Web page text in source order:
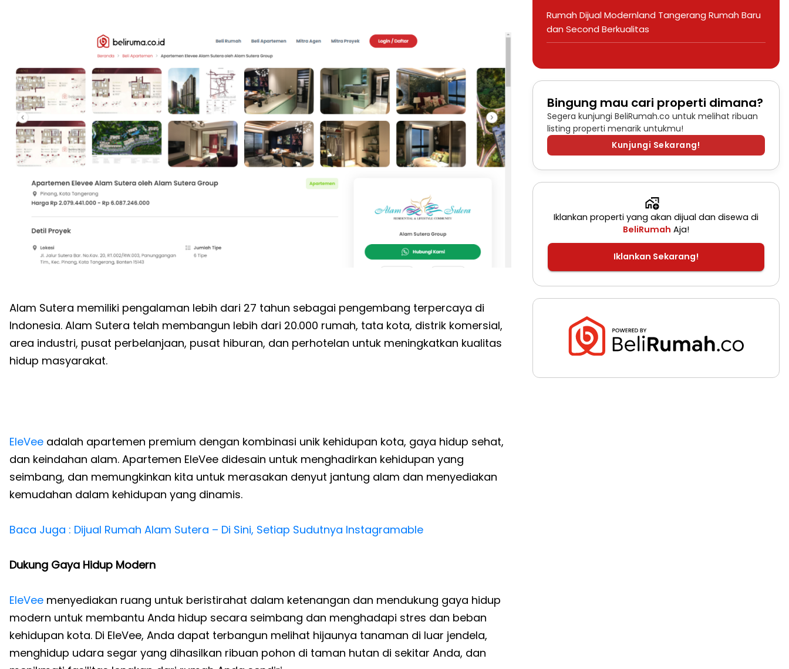
Alam Sutera memiliki pengalaman lebih dari 27 tahun sebagai pengembang terpercaya di
Indonesia. Alam Sutera telah membangun lebih dari 20.000 rumah, tata kota, distrik komersial,
area industri, pusat perbelanjaan, pusat hiburan, dan perhotelan untuk meningkatkan kualitas
hidup masyarakat.
EleVee adalah apartemen premium dengan kombinasi unik kehidupan kota, gaya hidup sehat,
dan keindahan alam. Apartemen EleVee didesain untuk menghadirkan kehidupan yang
seimbang, dan memungkinkan kita untuk merasakan denyut jantung alam dan menyediakan
kemudahan dalam kehidupan yang dinamis.
Baca Juga : Dijual Rumah Alam Sutera – Di Sini, Setiap Sudutnya Instagramable
Dukung Gaya Hidup Modern
EleVee menyediakan ruang untuk beristirahat dalam ketenangan dan mendukung gaya hidup
modern untuk membantu Anda hidup secara seimbang dan menghadapi stres dan beban
kehidupan kota. Di EleVee, Anda dapat terbangun melihat hijaunya tanaman di luar jendela,
menghidup udara segar yang dihasilkan ribuan pohon di taman hutan di sekitar Anda, dan
Rumah Dijual Modernland Tangerang Rumah Baru
dan Second Berkualitas
Bingung mau cari properti dimana?
Segera kunjungi BeliRumah.co untuk melihat ribuan
listing properti menarik untukmu!
Kunjungi Sekarang!
Iklankan properti yang akan dijual dan disewa di
BeliRumah Aja!
Iklankan Sekarang!